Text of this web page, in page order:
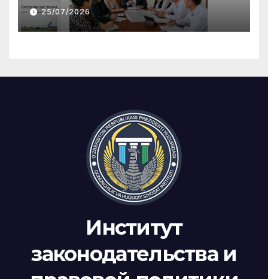
25/07/2026
Институт
законодательства и